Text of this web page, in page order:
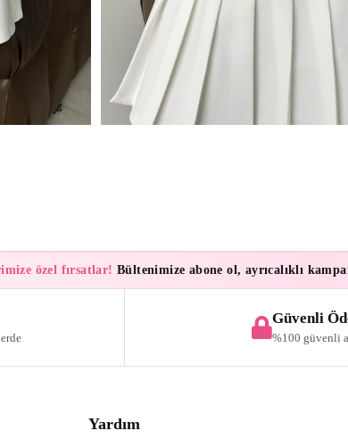
özel fırsatlar!Bültenimize abone ol, ayrıcalıklı
Güvenli
%100 güvenli
Yardım